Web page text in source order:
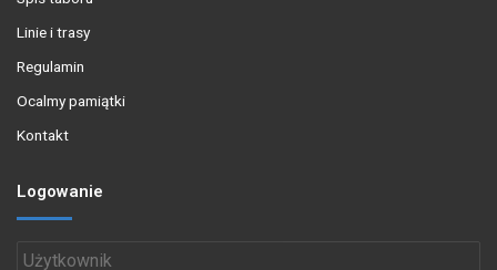
Linie i trasy
Regulamin
Ocalmy pamiątki
Kontakt
Logowanie